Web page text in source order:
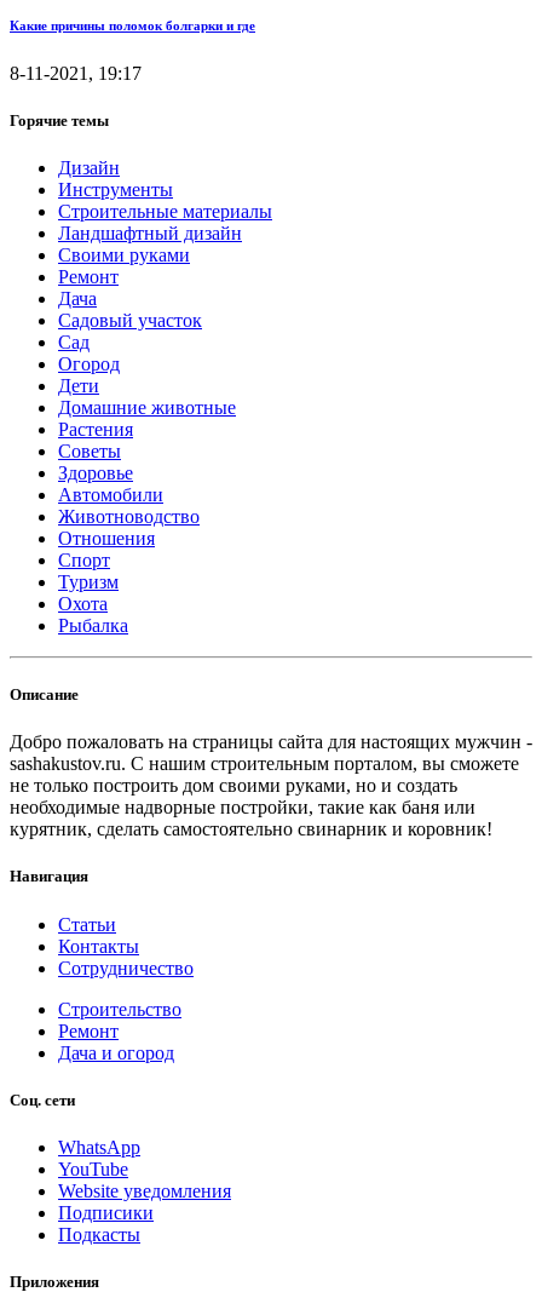
Какие причины поломок болгарки и где
8-11-2021, 19:17
Горячие темы
Дизайн
Инструменты
Строительные материалы
Ландшафтный дизайн
Своими руками
Ремонт
Дача
Садовый участок
Сад
Огород
Дети
Домашние животные
Растения
Советы
Здоровье
Автомобили
Животноводство
Отношения
Спорт
Туризм
Охота
Рыбалка
Описание
Добро пожаловать на страницы сайта для настоящих мужчин -
sashakustov.ru. С нашим строительным порталом, вы сможете
не только построить дом своими руками, но и создать
необходимые надворные постройки, такие как баня или
курятник, сделать самостоятельно свинарник и коровник!
Навигация
Статьи
Контакты
Сотрудничество
Строительство
Ремонт
Дача и огород
Соц. сети
WhatsApp
YouTube
Website уведомления
Подписики
Подкасты
Приложения